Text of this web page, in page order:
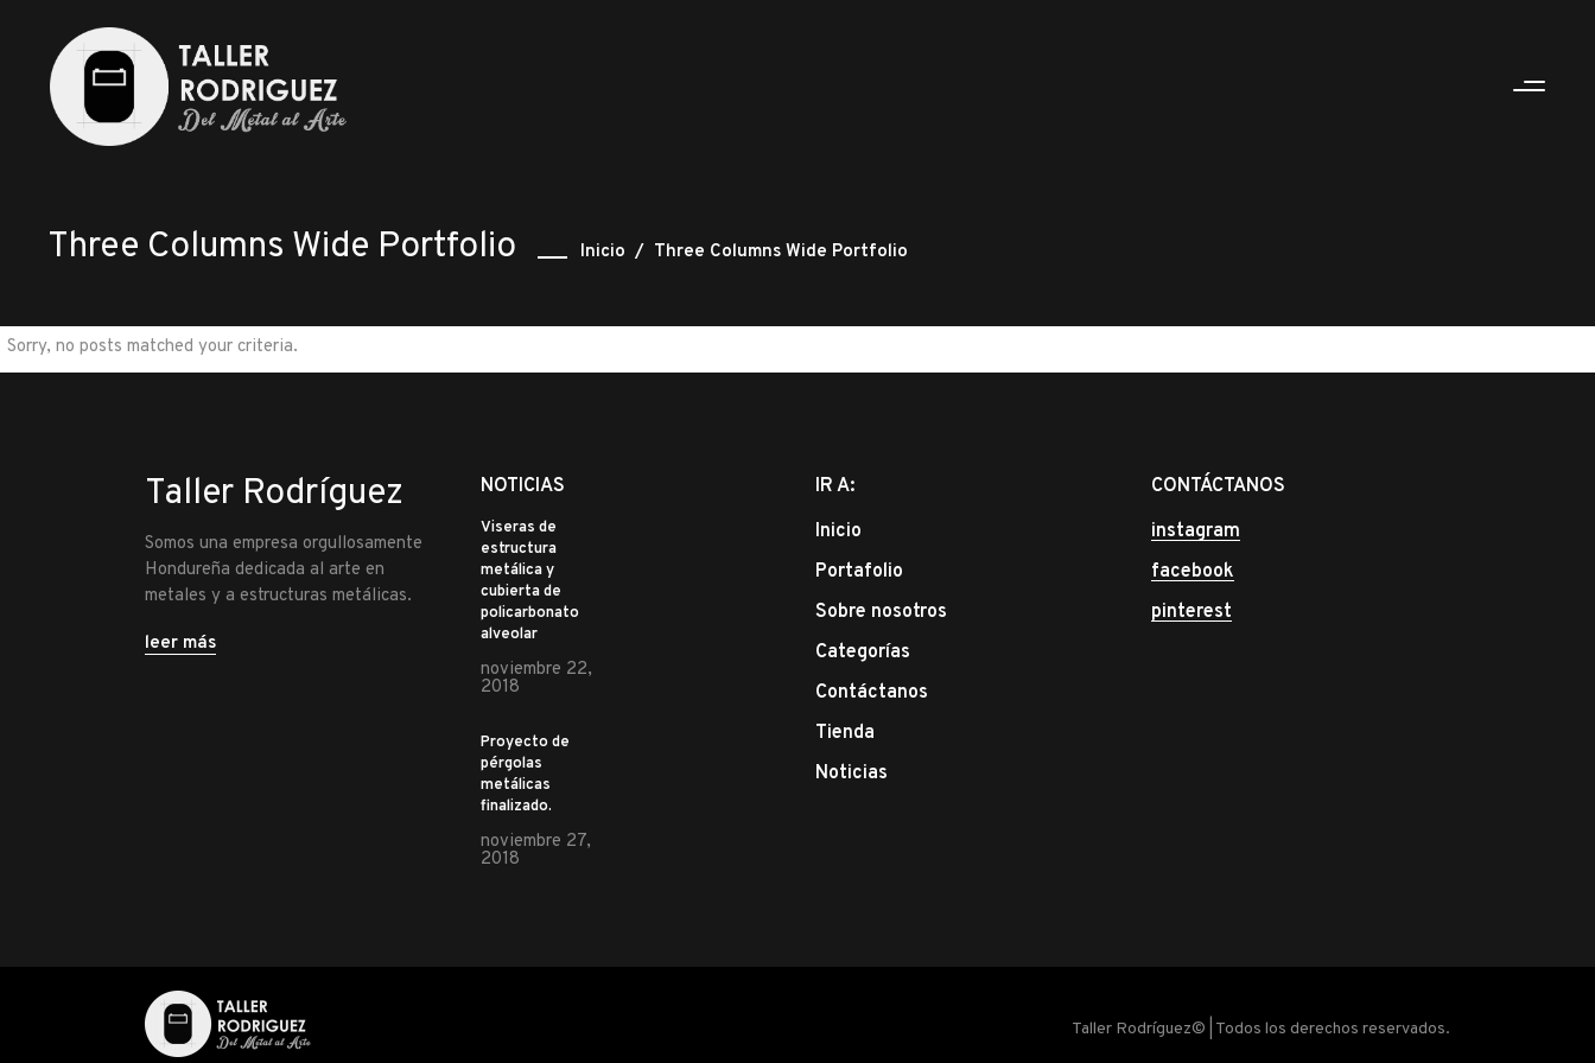
Three Columns Wide Portfolio Inicio / Three Columns Wide Portfolio
Sorry, no posts matched your criteria.
Taller Rodríguez
Somos una empresa orgullosamente
Hondureña dedicada al arte en
metales y a estructuras metálicas.
leer más
NOTICIAS
noviembre 22,
2018
Viseras de
estructura
metálica y
cubierta de
policarbonato
alveolar
noviembre 27,
2018
Proyecto de
pérgolas
metálicas
finalizado.
IR A:
Inicio
Portafolio
Sobre nosotros
Categorías
Contáctanos
Tienda
Noticias
CONTÁCTANOS
instagram
facebook
pinterest
Taller Rodríguez© | Todos los derechos reservados.